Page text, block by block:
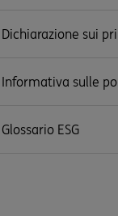
Dichiarazione sui
Informativa sulle
Glossario ESG